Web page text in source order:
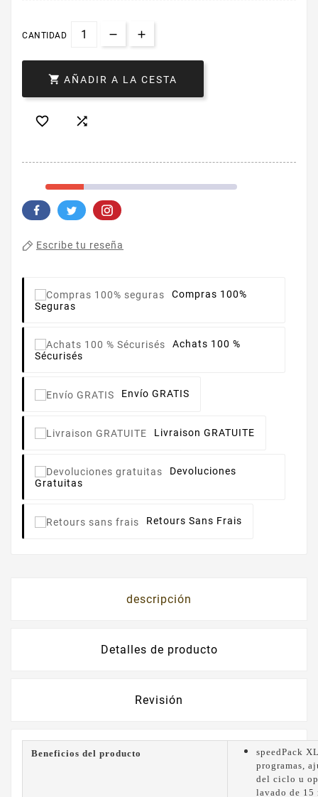
CANTIDAD
 AÑADIR A LA CESTA
 
Escribe tu reseña
Compras 100%
Seguras
Achats 100 %
Sécurisés
Envío GRATIS
Livraison GRATUITE
Devoluciones
Gratuitas
Retours Sans Frais
descripción
Detalles de producto
Revisión
Beneficios del producto
speedPack
programas,
del ciclo u
lavado de 15